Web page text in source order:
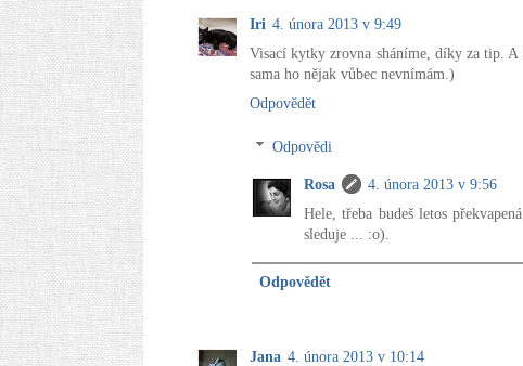
Iri 4. února 2013 v 9:49
Visací kytky zrovna sháníme, díky za tip.
sama ho nějak vůbec nevnímám.)
Odpovědět
Odpovědi
Rosa
4. února 2013 v 9:56
Hele, třeba budeš letos
sleduje ... :o).
Odpovědět
Jana 4. února 2013 v 10:14